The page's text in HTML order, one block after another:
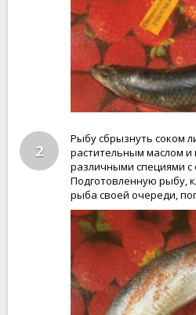
2
Рыбу сбрызнуть соком
растительным маслом
различными специями с
Подготовленную рыбу,
рыба своей очереди,